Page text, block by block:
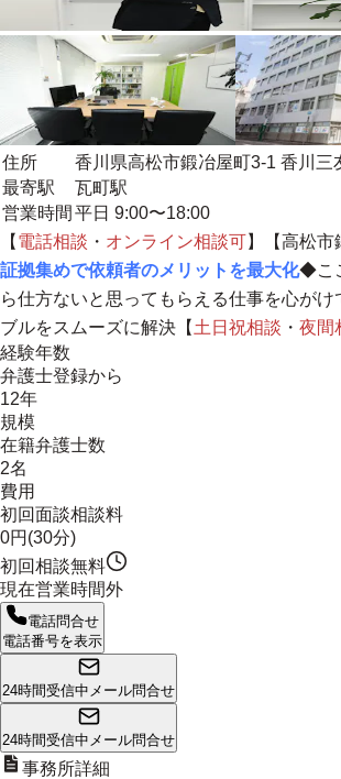
住所
香川県高松市鍛冶屋町3-1 香川三
最寄駅
瓦町駅
営業時間 平日 9:00〜18:00
【 電話相談 ・ オンライン相談可】【高松市
証拠集めで依頼者のメリットを最大化◆こ
ら仕方ないと思ってもらえる仕事を心が
ブルをスムーズに解決【 土日祝相談 ・ 夜間
経験年数
弁護士登録から
12年
規模
在籍弁護士数
2名
費用
初回面談相談料
0円(30分)
初回相談無料
現在営業時間外
電話問合せ
電話番号を表示
24時間受信中 メール問合せ
24時間受信中 メール問合せ
事務所詳細